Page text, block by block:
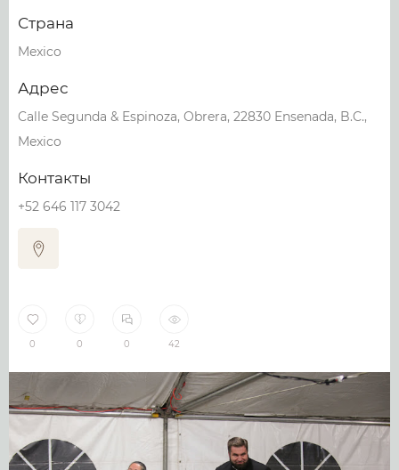
Страна
Mexico
Адрес
Calle Segunda & Espinoza, Obrera, 22830 Ensenada, B.C.,
Mexico
Контакты
+52 646 117 3042
0 0 0 42